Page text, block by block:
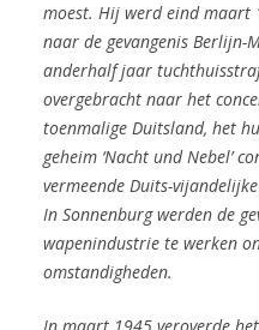
moest. Hij werd eind maart
naar de gevangenis
anderhalf jaar
overgebracht naar het
toenmalige Duitsland, het
geheim ‘Nacht und Nebel’
vermeende Duits-
In Sonnenburg werden de
wapenindustrie te werken
omstandigheden.